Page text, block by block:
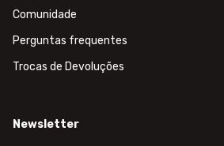
Comunidade
Perguntas frequentes
Trocas de Devoluções
Newsletter